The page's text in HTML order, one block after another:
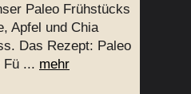
Paleo Frühstücks
Apfel und Chia
Das Rezept: Paleo
Fü ... mehr